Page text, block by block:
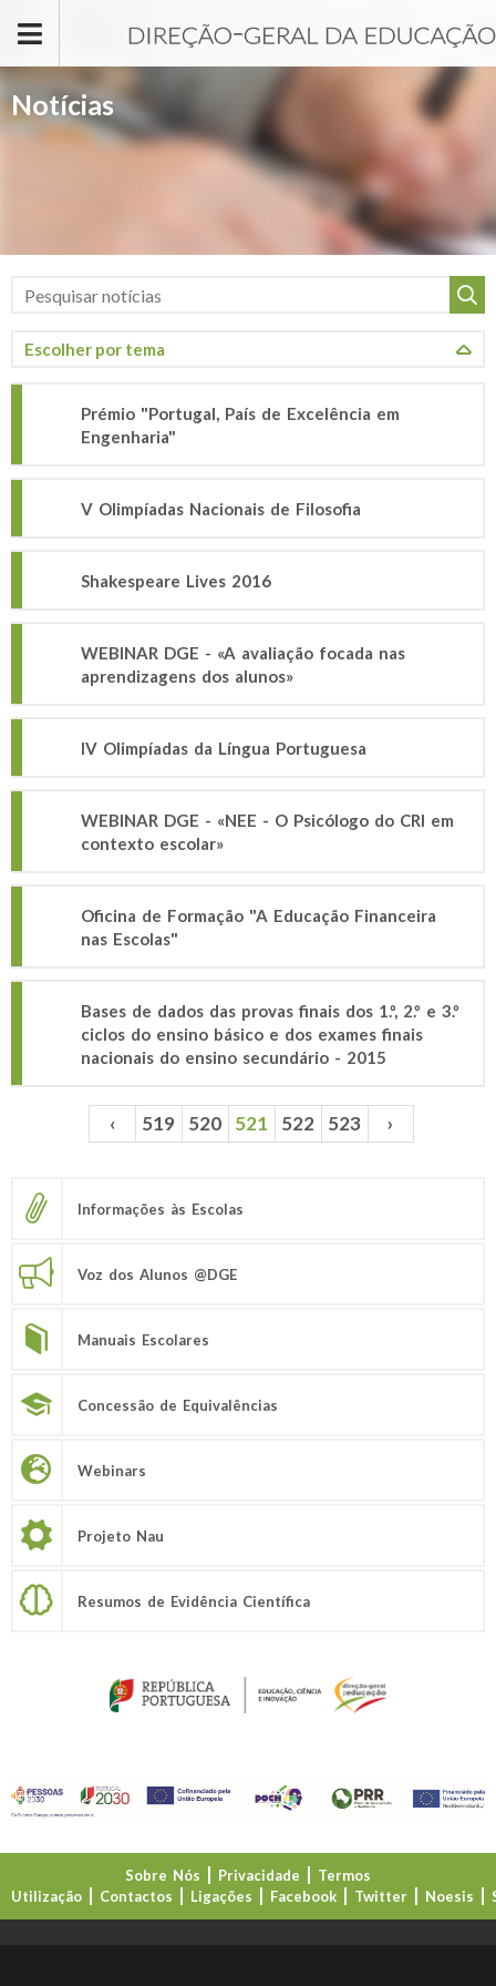
Notícias
Prémio "Portugal, País de Excelência em
Engenharia"
V Olimpíadas Nacionais de Filosofia
Shakespeare Lives 2016
WEBINAR DGE - «A avaliação focada nas
aprendizagens dos alunos»
IV Olimpíadas da Língua Portuguesa
WEBINAR DGE - «NEE - O Psicólogo do CRI em
contexto escolar»
Oficina de Formação "A Educação Financeira
nas Escolas"
Bases de dados das provas finais dos 1.º, 2.º e 3.º
ciclos do ensino básico e dos exames finais
nacionais do ensino secundário - 2015
Páginas ‹ 519 520 521 522 523 ›
Informações às Escolas
Voz dos Alunos @DGE
Manuais Escolares
Concessão de Equivalências
Webinars
Projeto Nau
Resumos de Evidência Científica
Sobre Nós Privacidade
Termos
Utilização
Contactos Ligações Facebook Twitter Noesis